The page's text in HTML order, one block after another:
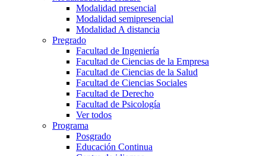
Modalidad presencial
Modalidad semipresencial
Modalidad A distancia
Pregrado
Facultad de Ingeniería
Facultad de Ciencias de la Empresa
Facultad de Ciencias de la Salud
Facultad de Ciencias Sociales
Facultad de Derecho
Facultad de Psicología
Ver todos
Programa
Posgrado
Educación Continua